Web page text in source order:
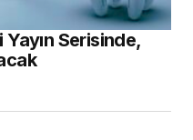
Serisinde,